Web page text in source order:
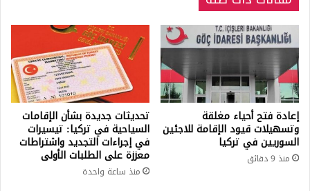
إعادة فتح أحياء مغلقة
وتسهيلات قيود الإقامة للاجئين
السوريين في تركيا
منذ 9 دقائق
تحديثات جديدة بشأن الإقامات
السياحية في تركيا: تيسيرات
في إجراءات التجديد واشتراطات
معززة على الطلبات الأولى
منذ ساعة واحدة